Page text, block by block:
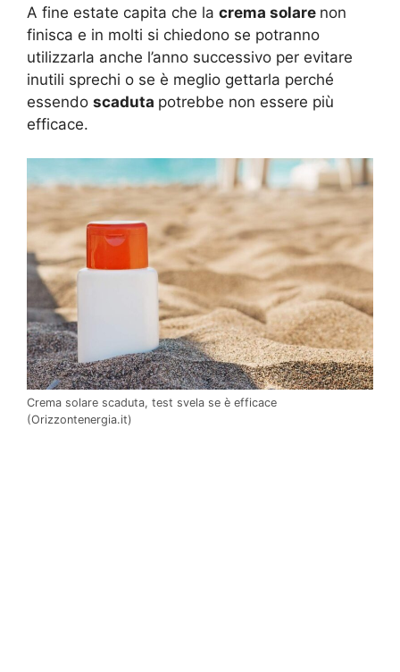
A fine estate capita che la crema solare non
finisca e in molti si chiedono se potranno
utilizzarla anche l’anno successivo per evitare
inutili sprechi o se è meglio gettarla perché
essendo scaduta potrebbe non essere più
efficace.
Crema solare scaduta, test svela se è efficace
(Orizzontenergia.it)